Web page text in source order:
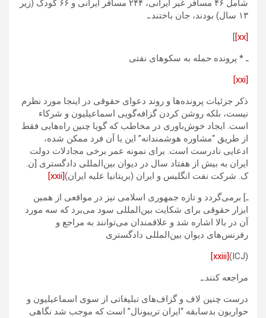
شامل ۴۶ مسافر غیر ایرانی، ٢۴۴ مسافر ایرانی و ۶۶ کودک (زیر
۱۳ سال) بودند، جان باختند.ـ
[xx]
]
ـ * پرونده حمله به سکوهای نفتی
[xxi]
ذکر جزئیات پرونده‌ها و روند دعوای حقوقی در اینجا مورد نظرم
نیست، بلکه روشن کردن گزافه‌گویی اسماعیلیون و شرکاء
است. ایجاد خوش‌باوری در مخاطب که گویا چنین راه‌هایی فقط
از طریق “مشاوره هوشمندانه” این یا آن فرد ممکن شده،
ادعایی نادرست است. برای نمونه عمر برخی مجادلات دولت
ایران به بیش از هفتاد سال در ديوان بين‌المللى دادگسترى [ن.
ک. شرکت نفت انگلیس و ایران (بریتانیا علیه ایران)[xxii]
ـ] برمی‌گردد و تازه جمهوری اسلامی نیز در مواقعی از همین
ابزار حقوقی برای شکایت بین‌المللی سود می‌برد که سه مورد
آن در بالا اشاره شد و علاقمندان می‌توانند به مراجع و
رفرنس‌های ديوان بين‌المللى دادگسترى
(ICJ)
[xxiii]
مراجعه کنند.ـ
درست چنین لاف و گزاف‌های تبلیغاتی از سوی اسماعیلیون و
حواریون بدسابقه “ایران تریبونال” است که موجب شد نگاهی